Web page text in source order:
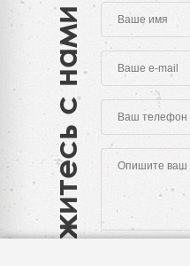
Свяжитесь с нами